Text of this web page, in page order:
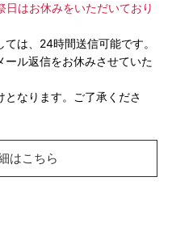
はお休みをいただいており
は、24時間送信可能です。
ル返信をお休みさせていた
なります。ご了承くださ
はこちら